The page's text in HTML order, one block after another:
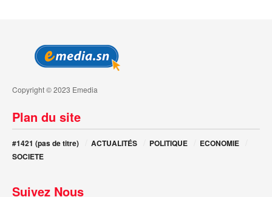
Copyright © 2023 Emedia
Plan du site
#1421 (pas de titre) ACTUALITÉS POLITIQUE
ECONOMIE
SOCIETE
Suivez Nous